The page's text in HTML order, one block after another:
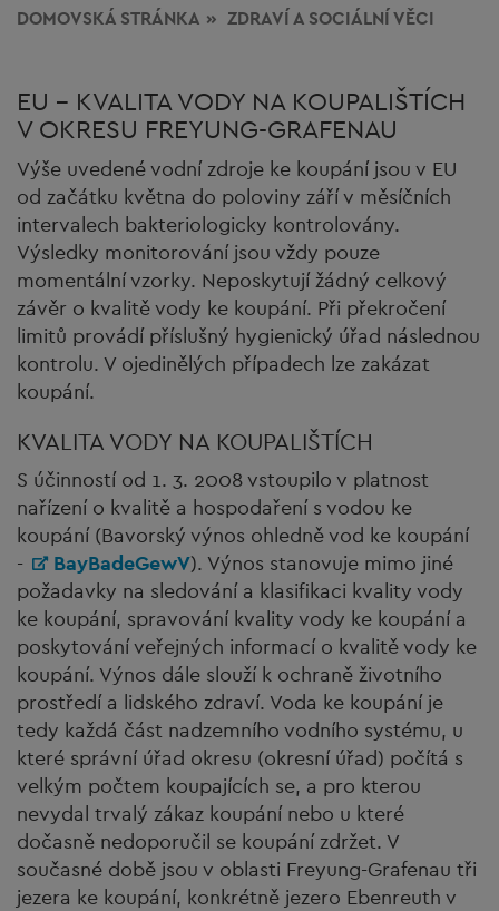
DOMOVSKÁ STRÁNKA ZDRAVÍA SOCIÁLNÍ VĚCI
EU - KVALITA VODY NA KOUPALIŠTÍCH
V OKRESU FREYUNG-GRAFENAU
Výše uvedené vodní zdroje ke koupání jsou v EU
od začátku května do poloviny září v měsíčních
intervalech bakteriologicky kontrolovány.
Výsledky monitorování jsou vždy pouze
momentální vzorky. Neposkytují žádný celkový
závěr o kvalitě vody ke koupání. Při překročení
limitů provádí příslušný hygienický úřad následnou
kontrolu. V ojedinělých případech lze zakázat
koupání.
KVALITA VODY NA KOUPALIŠTÍCH
S účinností od 1. 3. 2008 vstoupilo v platnost
nařízení o kvalitě a hospodaření s vodou ke
koupání (Bavorský výnos ohledně vod ke koupání
-
BayBadeGewV). Výnos stanovuje mimo jiné
požadavky na sledování a klasifikaci kvality vody
ke koupání, spravování kvality vody ke koupání a
poskytování veřejných informací o kvalitě vody ke
koupání. Výnos dále slouží k ochraně životního
prostředí a lidského zdraví. Voda ke koupání je
tedy každá část nadzemního vodního systému, u
které správní úřad okresu (okresní úřad) počítá s
velkým počtem koupajících se, a pro kterou
nevydal trvalý zákaz koupání nebo u které
dočasně nedoporučil se koupání zdržet. V
současné době jsou v oblasti Freyung-Grafenau tři
jezera ke koupání, konkrétně jezero Ebenreuth v